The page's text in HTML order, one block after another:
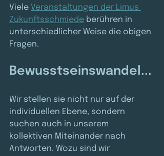
Viele Veranstaltungen der Limus
Zukunftsschmiede berühren in
unterschiedlicher Weise die obigen
Fragen.
Bewusstseinswandel...
Wir stellen sie nicht nur auf der
individuellen Ebene, sondern
suchen auch in unserem
kollektiven Miteinander nach
Antworten. Wozu sind wir